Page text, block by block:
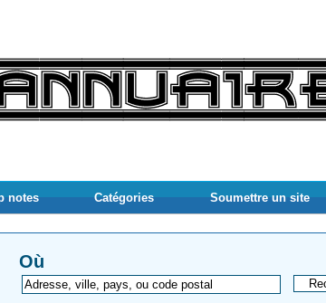
notes Catégories Soumettre un site
Où